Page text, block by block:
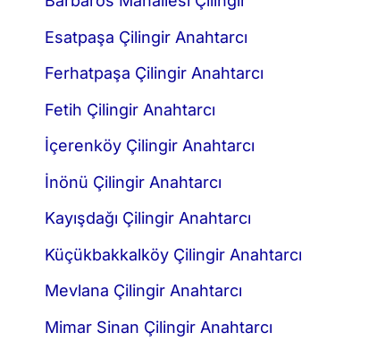
Esatpaşa Çilingir Anahtarcı
Ferhatpaşa Çilingir Anahtarcı
Fetih Çilingir Anahtarcı
İçerenköy Çilingir Anahtarcı
İnönü Çilingir Anahtarcı
Kayışdağı Çilingir Anahtarcı
Küçükbakkalköy Çilingir Anahtarcı
Mevlana Çilingir Anahtarcı
Mimar Sinan Çilingir Anahtarcı